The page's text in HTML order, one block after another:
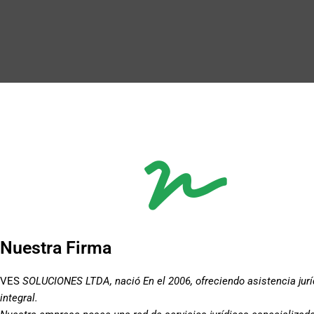
Nuestra Firma
VES SOLUCIONES LTDA, nació En el 2006, ofreciendo asistencia
integral.